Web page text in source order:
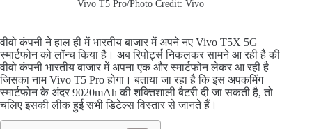
Vivo T5 Pro/Photo Credit: Vivo
वीवो कंपनी ने हाल ही में भारतीय बाजार में अपने नए Vivo T5X 5G
स्मार्टफोन को लॉन्च किया है। अब रिपोर्ट्स निकलकर सामने आ रही है की
वीवो कंपनी भारतीय बाजार में अपना एक और स्मार्टफोन लेकर आ रही है
जिसका नाम Vivo T5 Pro होगा। बताया जा रहा है कि इस अपकमिंग
स्मार्टफोन के अंदर 9020mAh की शक्तिशाली बैटरी दी जा सकती है, तो
चलिए इसकी लीक हुई सभी डिटेल्स विस्तार से जानते हैं।